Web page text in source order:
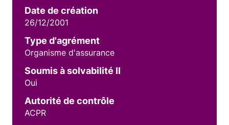
Date de création
26/12/2001
Type d'agrément
Organisme d'assurance
Soumis à solvabilité II
Oui
Autorité de contrôle
ACPR